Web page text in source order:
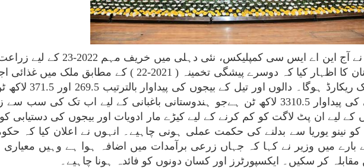
مرکزی وزیر زراعت جناب نریندر سنگھ تومر نے آج
افتتاح کیا۔ وزیر موصوف نے اس بات پر اطمینان کا اظہار کیا کہ دوسرے پیشگی
تخمینہ 3160 لاکھ ٹن ہے جو کہ
اندازے کے مطابق، 2020-21 کے دوران باغبانی کی پیداوار 3310.5 لاکھ ٹن ہےجو ہندوستانی باغبانی کے لیے
لیے ان پٹ لاگت کو کم کرنے کے لیے کیڑے مار ادویات اور بیجوں کی دستیابی کو
نینو یوریا سے بدلنے کی حکمت عملی ہونی چاہیے۔ انہوں نے اعلان کیا کہ
بارے میں وزیر نے کہا کہ جہاں زرعی برآمدات میں اضافہ ہوا ہے وہیں
مقابلہ کر سکیں۔ ایکسپورٹرز اور کسان دونوں کو فائدہ ہونا چاہیے۔